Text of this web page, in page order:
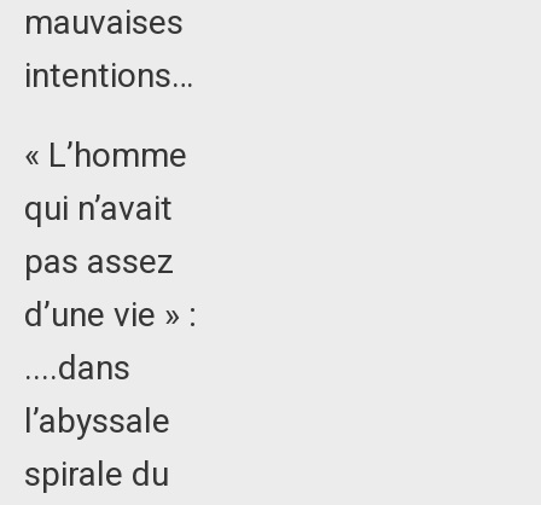
mauvaises
intentions…
« L’homme
qui n’avait
pas assez
d’une vie » :
....dans
l’abyssale
spirale du